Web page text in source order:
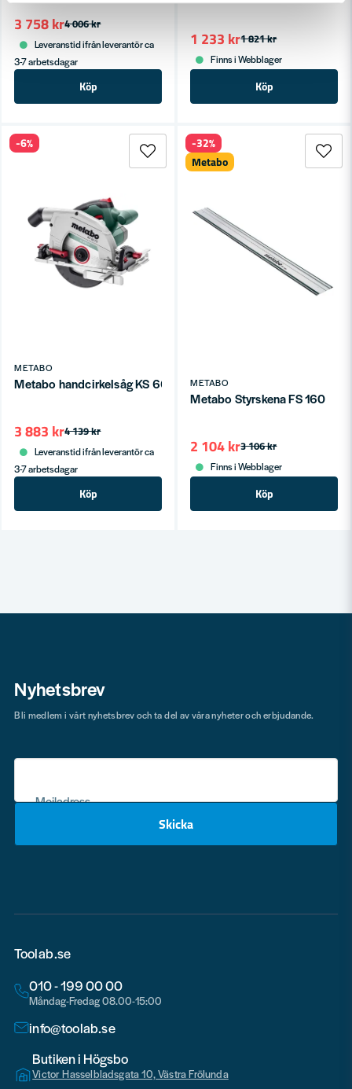
4 006 kr
3 758 kr
Leveranstid ifrån leverantör ca
3-7 arbetsdagar
Köp
1 821 kr
1 233 kr
Finns i Webblager
Köp
METABO
Metabo handcirkelsåg KS 66 FS i låda
4 139 kr
3 883 kr
Leveranstid ifrån leverantör ca
3-7 arbetsdagar
Köp
-6%
METABO
Metabo Styrskena FS 160
3 106 kr
2 104 kr
Finns i Webblager
Köp
-32%
Metabo
Nyhetsbrev
Mejladress
Skicka
Bli medlem i vårt nyhetsbrev och ta del av våra nyheter och erbjudande.
Toolab.se
010 - 199 00 00
Måndag-Fredag 08.00-15:00
info@toolab.se
Butiken i Högsbo
Victor Hasselbladsgata 10, Västra Frölunda